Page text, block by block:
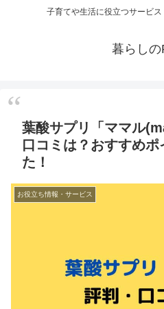
子育てや生活に役立つサービ
暮らし
葉酸サプリ「ママル
口コミは？おすすめ
た！
お役立ち情報・サービス